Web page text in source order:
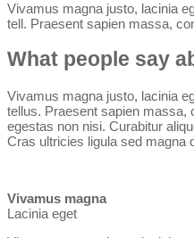
Vivamus magna justo, lacinia
tell. Praesent sapien massa,
What people say
Vivamus magna justo, lacinia
tellus. Praesent sapien massa,
egestas non nisi. Curabitur
Cras ultricies ligula sed magna
Vivamus magna
Lacinia eget